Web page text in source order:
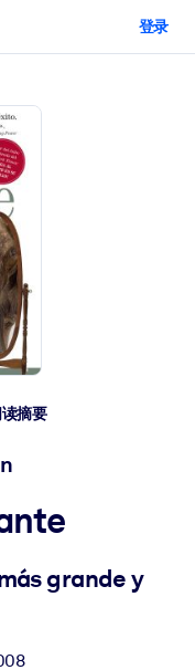
备。
并更快采取行动。
LXP，以获得更强的学习效
登录
读摘要
grande y